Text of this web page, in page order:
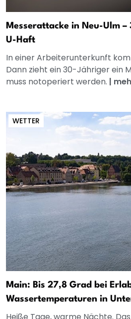
Messerattacke in Neu-Ulm
U-Haft
In einer Arbeiterunterkunft
Dann zieht ein 30-Jähriger ein
muss notoperiert werden. |
WETTER
Main: Bis 27,8 Grad bei
Wassertemperaturen in